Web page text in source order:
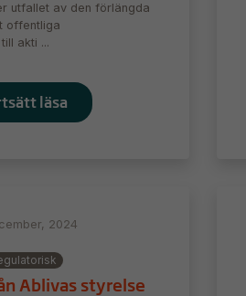
utfallet av den förlängda
offentliga
akti ...
läsa
2024
Ablivas styrelse